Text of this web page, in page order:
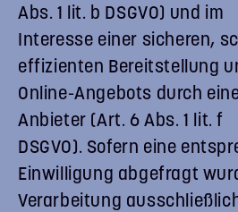
Abs. 1 lit. b DSGVO) und im
Interesse einer sicheren,
effizienten Bereitstellung
Online-Angebots durch
Anbieter (Art. 6 Abs. 1 lit. f
DSGVO). Sofern eine
Einwilligung abgefragt
Verarbeitung